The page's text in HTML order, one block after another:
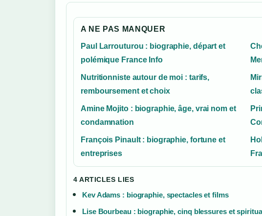
A NE PAS MANQUER
Paul Larrouturou : biographie, départ et
polémique France Info
Nutritionniste autour de moi : tarifs,
remboursement et choix
Amine Mojito : biographie, âge, vrai nom et
condamnation
François Pinault : biographie, fortune et
entreprises
4 ARTICLES LIES
Kev Adams : biographie, spectacles et films
Lise Bourbeau : biographie, cinq blessures et